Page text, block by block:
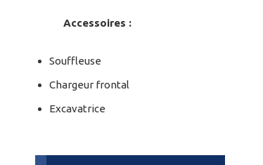
Accessoires :
Souffleuse
Chargeur frontal
Excavatrice